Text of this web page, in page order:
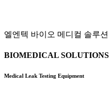
엘엔텍 바이오 메디컬 솔루션
BIOMEDICAL SOLUTIONS
Medical Leak Testing Equipment